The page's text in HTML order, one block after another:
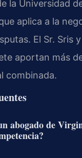
la Universidad
aplica a la
El Sr. Sris
aportan más
combinada.
abogado de